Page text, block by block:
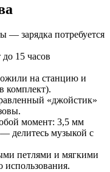
— зарядка потребуется
15 часов
на станцию и
комплект).
«джойстик»
момент: 3,5 мм
— делитесь музыкой с
петлями и мягкими